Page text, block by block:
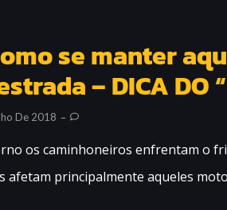
se manter
– DICA DO
De 2018
os caminhoneiros enfrentam o
afetam principalmente aqueles